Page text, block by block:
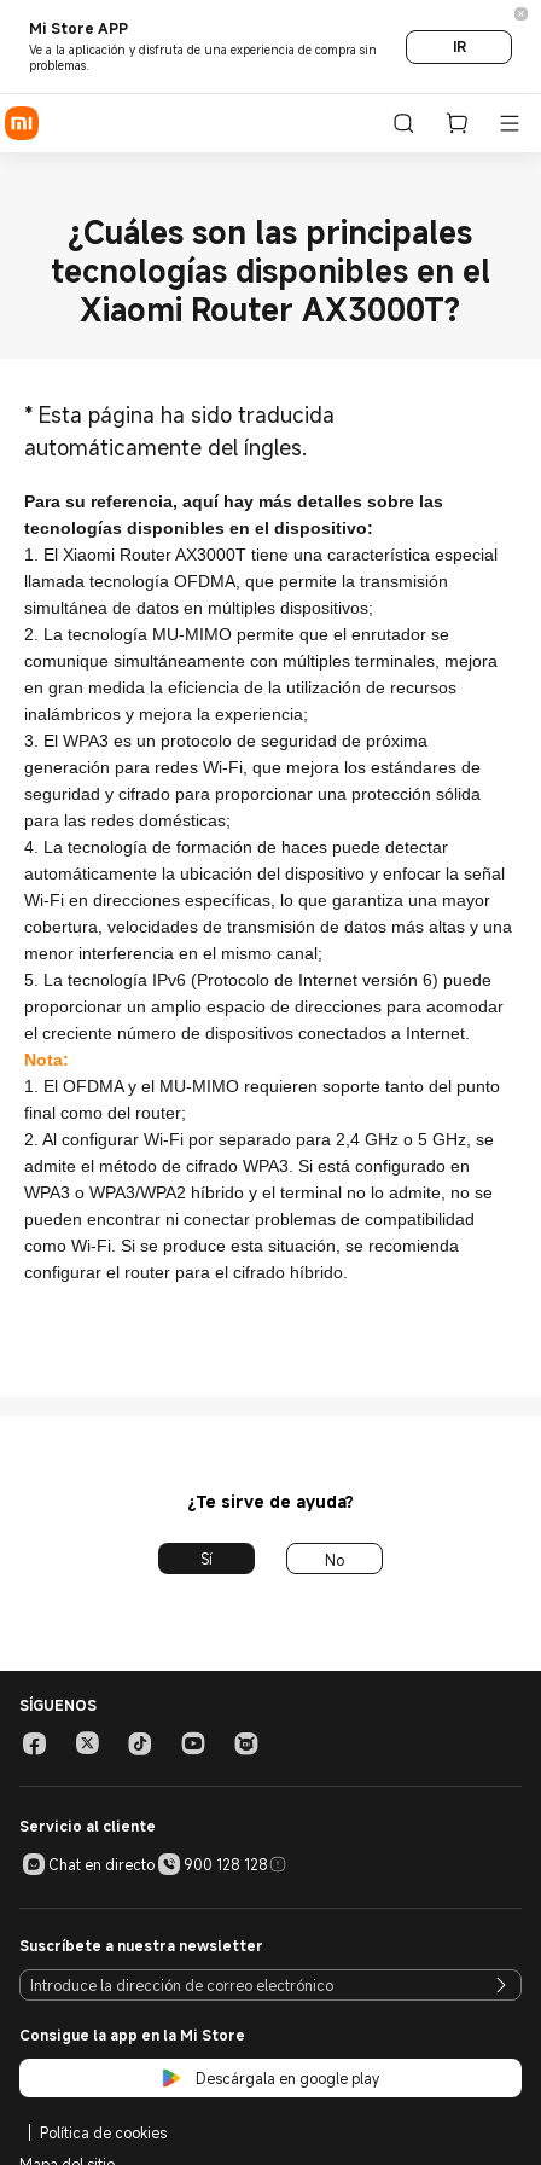
Mi Store APP
Ve a la aplicación y disfruta de una experiencia de compra sin
problemas.
IR
¿Cuáles son las principales
tecnologías disponibles en el
Xiaomi Router AX3000T?
* Esta página ha sido traducida
automáticamente del íngles.
Para su referencia, aquí hay más detalles sobre las
tecnologías disponibles en el dispositivo:
1. El Xiaomi Router AX3000T tiene una característica especial
llamada tecnología OFDMA, que permite la transmisión
simultánea de datos en múltiples dispositivos;
2. La tecnología MU-MIMO permite que el enrutador se
comunique simultáneamente con múltiples terminales, mejora
en gran medida la eficiencia de la utilización de recursos
inalámbricos y mejora la experiencia;
3. El WPA3 es un protocolo de seguridad de próxima
generación para redes Wi-Fi, que mejora los estándares de
seguridad y cifrado para proporcionar una protección sólida
para las redes domésticas;
4. La tecnología de formación de haces puede detectar
automáticamente la ubicación del dispositivo y enfocar la señal
Wi-Fi en direcciones específicas, lo que garantiza una mayor
cobertura, velocidades de transmisión de datos más altas y una
menor interferencia en el mismo canal;
5. La tecnología IPv6 (Protocolo de Internet versión 6) puede
proporcionar un amplio espacio de direcciones para acomodar
el creciente número de dispositivos conectados a Internet.
Nota:
1. El OFDMA y el MU-MIMO requieren soporte tanto del punto
final como del router;
2. Al configurar Wi-Fi por separado para 2,4 GHz o 5 GHz, se
admite el método de cifrado WPA3. Si está configurado en
WPA3 o WPA3/WPA2 híbrido y el terminal no lo admite, no se
pueden encontrar ni conectar problemas de compatibilidad
como Wi-Fi. Si se produce esta situación, se recomienda
configurar el router para el cifrado híbrido.
¿Te sirve de ayuda?
Sí No
SÍGUENOS
Servicio al cliente
Chat en directo
900 128 128
Suscríbete a nuestra newsletter
Consigue la app en la Mi Store
Descárgala en google play
Política de cookies